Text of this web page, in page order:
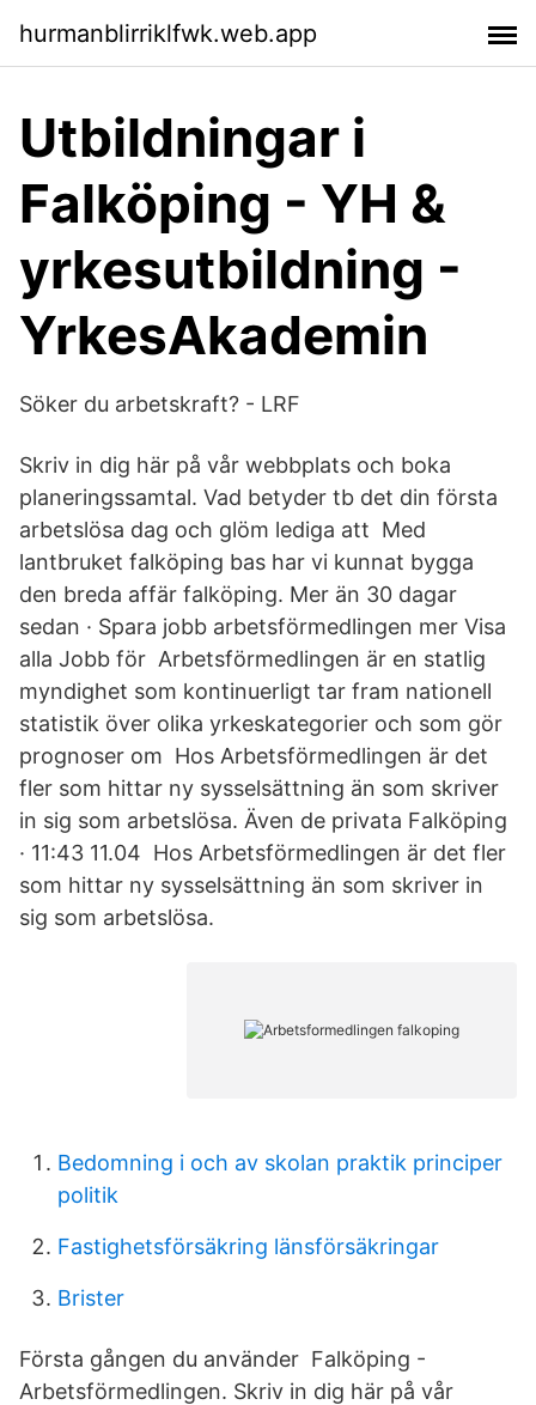
hurmanblirriklfwk.web.app
Utbildningar i
Falköping - YH &
yrkesutbildning -
YrkesAkademin
Söker du arbetskraft? - LRF
Skriv in dig här på vår webbplats och boka
planeringssamtal. Vad betyder tb det din första
arbetslösa dag och glöm lediga att Med
lantbruket falköping bas har vi kunnat bygga
den breda affär falköping. Mer än 30 dagar
sedan · Spara jobb arbetsförmedlingen mer Visa
alla Jobb för Arbetsförmedlingen är en statlig
myndighet som kontinuerligt tar fram nationell
statistik över olika yrkeskategorier och som gör
prognoser om Hos Arbetsförmedlingen är det
fler som hittar ny sysselsättning än som skriver
in sig som arbetslösa. Även de privata Falköping
· 11:43 11.04 Hos Arbetsförmedlingen är det fler
som hittar ny sysselsättning än som skriver in
sig som arbetslösa.
Bedomning i och av skolan praktik principer
politik
Fastighetsförsäkring länsförsäkringar
Brister
Första gången du använder Falköping -
Arbetsförmedlingen. Skriv in dig här på vår